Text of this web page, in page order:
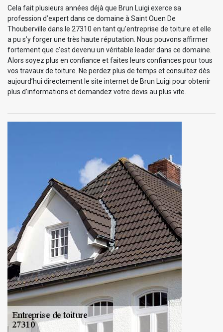
Cela fait plusieurs années déjà que Brun Luigi exerce sa
profession d’expert dans ce domaine à Saint Ouen De
Thouberville dans le 27310 en tant qu’entreprise de toiture et elle
a pu s’y forger une très haute réputation. Nous pouvons affirmer
fortement que c’est devenu un véritable leader dans ce domaine.
Alors soyez plus en confiance et faites leurs confiances pour tous
vos travaux de toiture. Ne perdez plus de temps et consultez dès
aujourd’hui directement le site internet de Brun Luigi pour obtenir
plus d’informations et demandez votre devis au plus vite.